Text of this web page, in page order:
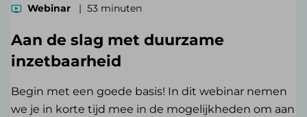
Webinar 53 minuten
Aan de slag met duurzame
inzetbaarheid
Begin met een goede basis! In dit webinar nemen
we je in korte tijd mee in de mogelijkheden om aan